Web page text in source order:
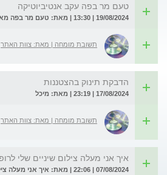
טעם מר בפה עקב אנטיביוטיקה
19/08/2024 | 13:30 | מאת: טעם מר בפה מאנטיביוטיקה
תשובת מומחה | מאת: צוות האתר
הדבקת תינוק בהצטננות
17/08/2024 | 23:19 | מאת: מיכל
תשובת מומחה | מאת: צוות האתר
איך אני מעלה צילום שיניים שלי
07/08/2024 | 22:06 | מאת: איך אני מעלה צילום שיניים לרופא